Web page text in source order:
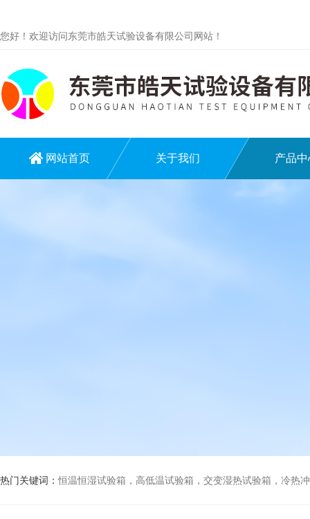
您好！欢迎访问东莞市皓天试验设备有限公司网站！
网站首页 关于我们 产品中
热门关键词：恒温恒湿试验箱，高低温试验箱，交变湿热试验箱，冷热冲击试验